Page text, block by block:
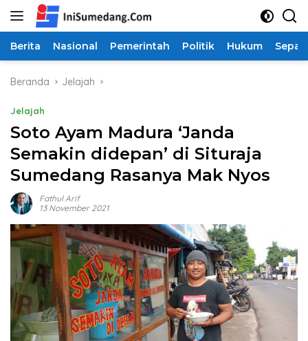
Langsung
Berita Nasional Pemerintah Politik Hukum
Beranda Jelajah
Jelajah
Soto Ayam Madura ‘Janda
Semakin didepan’ di Situraja
Sumedang Rasanya Mak Nyos
Fathul Arif
13 November 2021